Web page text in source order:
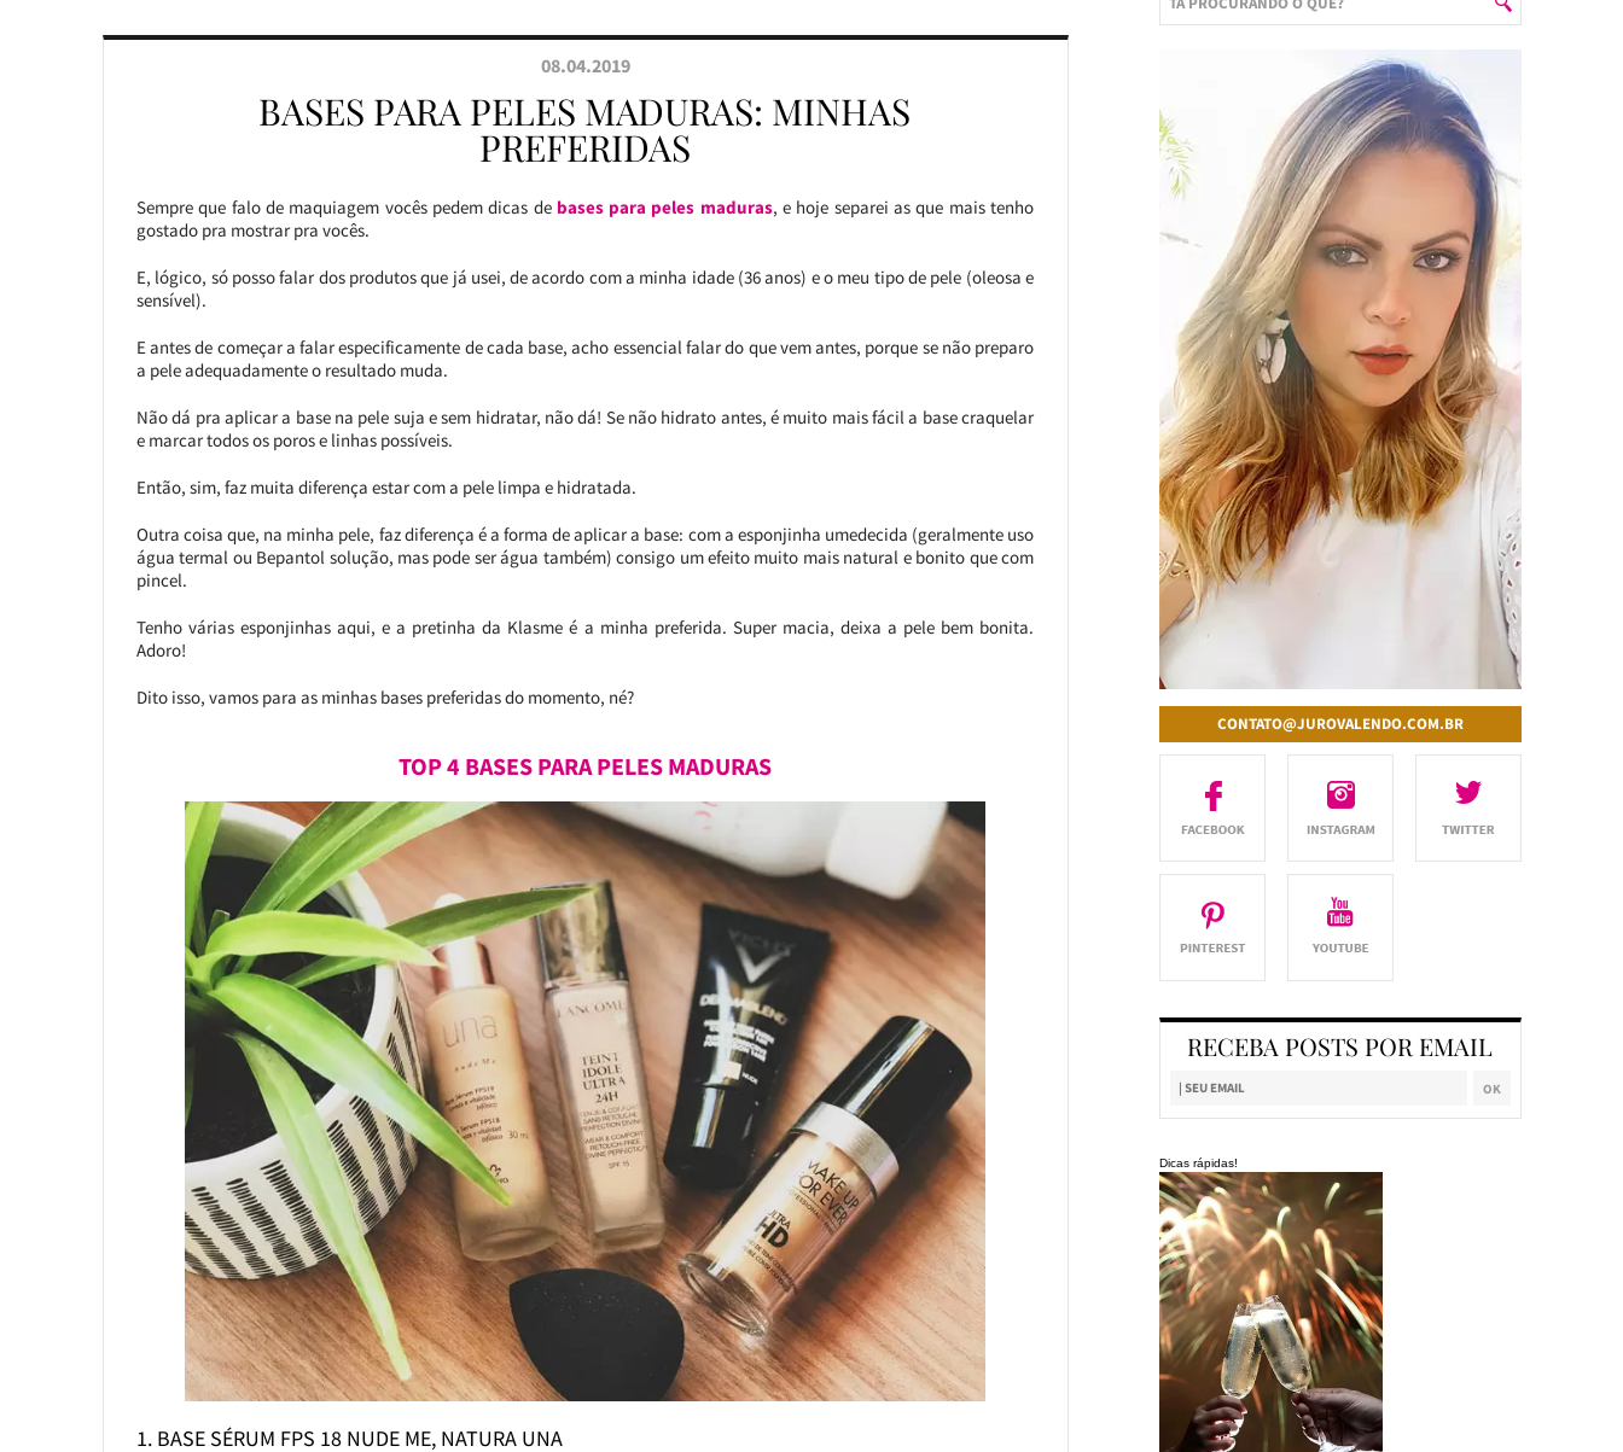
08.04.2019
BASES PARA PELES MADURAS: MINHAS
PREFERIDAS
Sempre que falo de maquiagem vocês pedem dicas de bases para peles maduras, e hoje separei as que mais tenho
gostado pra mostrar pra vocês.
E, lógico, só posso falar dos produtos que já usei, de acordo com a minha idade (36 anos) e o meu tipo de pele (oleosa e
sensível).
E antes de começar a falar especificamente de cada base, acho essencial falar do que vem antes, porque se não preparo
a pele adequadamente o resultado muda.
Não dá pra aplicar a base na pele suja e sem hidratar, não dá! Se não hidrato antes, é muito mais fácil a base craquelar
e marcar todos os poros e linhas possíveis.
Então, sim, faz muita diferença estar com a pele limpa e hidratada.
Outra coisa que, na minha pele, faz diferença é a forma de aplicar a base: com a esponjinha umedecida (geralmente uso
água termal ou Bepantol solução, mas pode ser água também) consigo um efeito muito mais natural e bonito que com
pincel.
Tenho várias esponjinhas aqui, e a pretinha da Klasme é a minha preferida. Super macia, deixa a pele bem bonita.
Adoro!
Dito isso, vamos para as minhas bases preferidas do momento, né?
TOP 4 BASES PARA PELES MADURAS
1. BASE SÉRUM FPS 18 NUDE ME, NATURA UNA
CONTATO@JUROVALENDO.COM.BR
RECEBA POSTS POR EMAIL
Dicas rápidas!